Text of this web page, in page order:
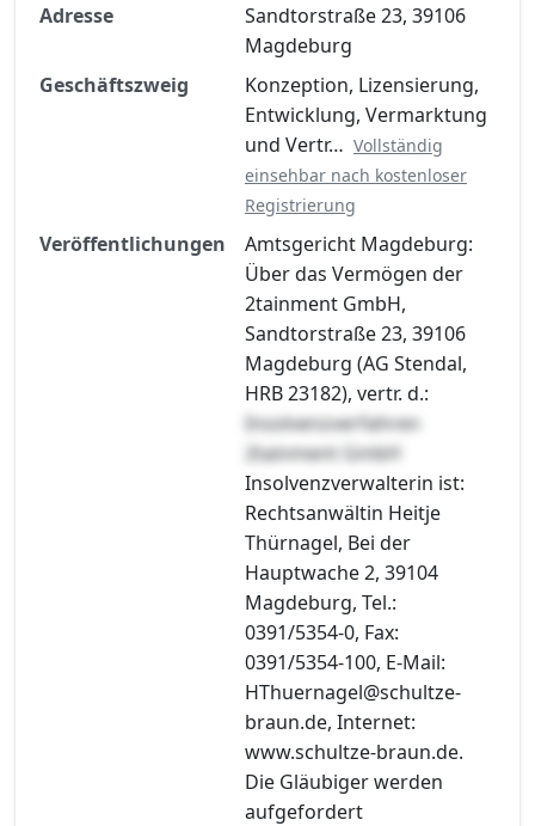
Jetzt kostenlos registrieren
Adresse
Sandtorstraße 23, 39106
Magdeburg
Geschäftszweig
Konzeption, Lizensierung,
Entwicklung, Vermarktung
und Vertr… Vollständig
einsehbar nach kostenloser
Registrierung
Veröffentlichungen
Amtsgericht Magdeburg:
Über das Vermögen der
2tainment GmbH,
Sandtorstraße 23, 39106
Magdeburg (AG Stendal,
HRB 23182), vertr. d.:
Insolvenzverfahren
2tainment GmbH
Insolvenzverwalterin ist:
Rechtsanwältin Heitje
Thürnagel, Bei der
Hauptwache 2, 39104
Magdeburg, Tel.:
0391/5354-0, Fax:
0391/5354-100, E-Mail:
HThuernagel@schultze-
braun.de, Internet:
www.schultze-braun.de.
Die Gläubiger werden
aufgefordert